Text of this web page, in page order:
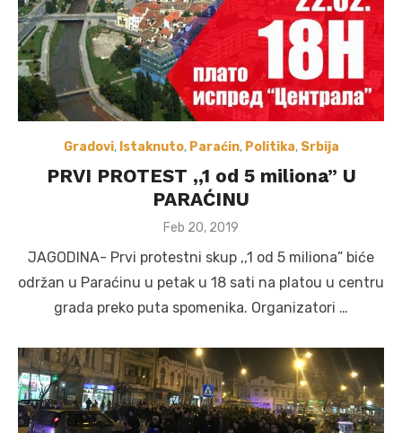
Gradovi, Istaknuto, Paraćin, Politika, Srbija
PRVI PROTEST ,,1 od 5 miliona” U
PARAĆINU
Posted
Feb 20, 2019
JAGODINA- Prvi protestni skup ,,1 od 5 miliona” biće
održan u Paraćinu u petak u 18 sati na platou u centru
grada preko puta spomenika. Organizatori …